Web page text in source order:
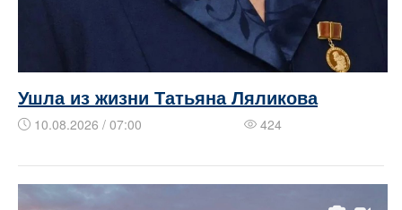
Ушла из жизни Татьяна Ляликова
10.08.2026 / 07:00 424